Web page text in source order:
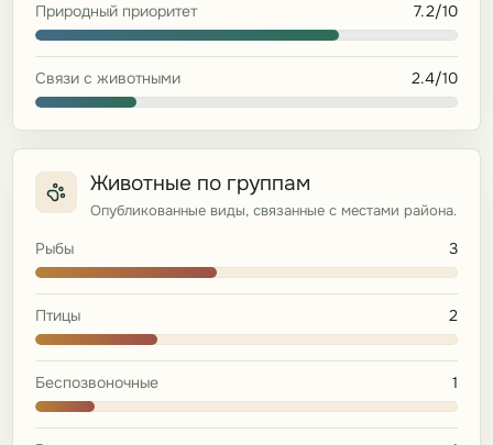
Природный приоритет 7.2/10
Связи с животными 2.4/10
Животные по группам
Опубликованные виды, связанные с местами района.
Рыбы 3
Птицы 2
Беспозвоночные 1